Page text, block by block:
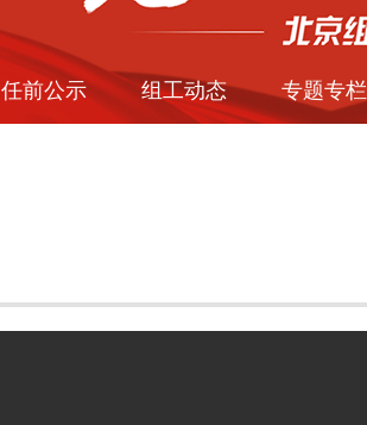
任前公示 组工动态 专题专栏